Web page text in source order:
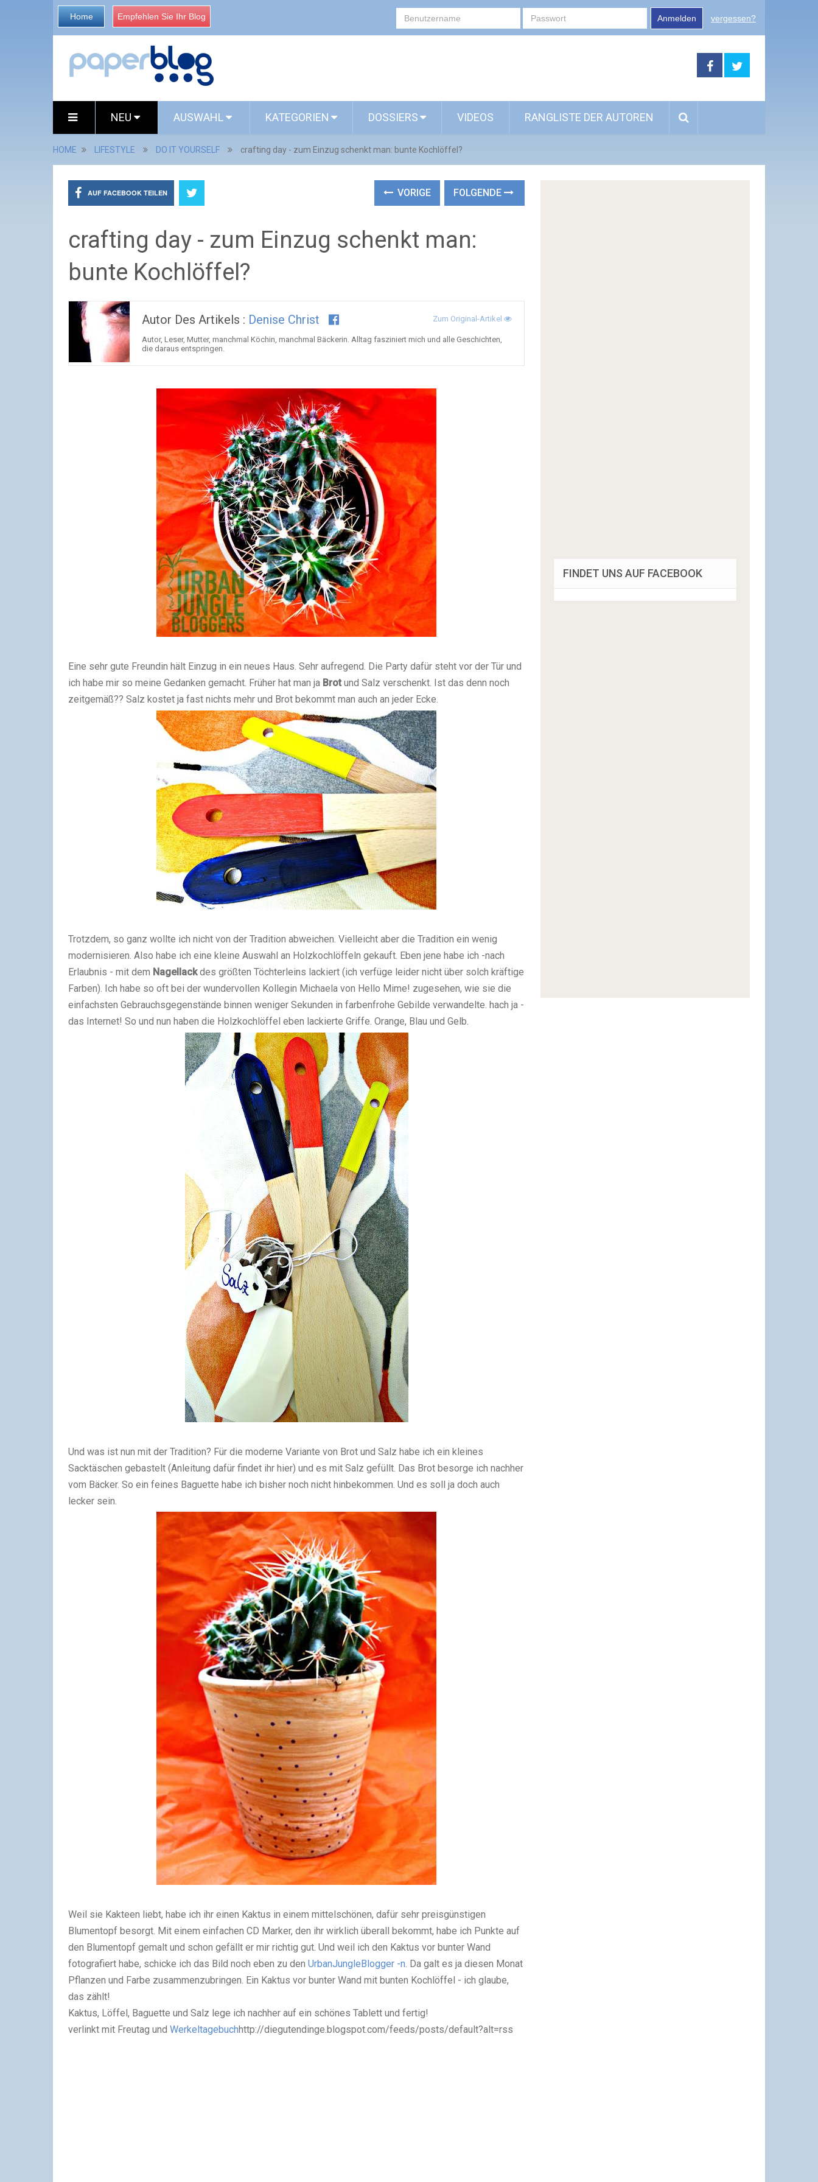
Home Empfehlen Sie Ihr Blog Anmelden vergessen?
NEU AUSWAHL KATEGORIEN DOSSIERS VIDEOS RANGLISTE DER AUTOREN
HOME LIFESTYLE DO IT YOURSELF crafting day - zum Einzug schenkt man: bunte Kochlöffel?
AUF FACEBOOK TEILEN VORIGE FOLGENDE
crafting day - zum Einzug schenkt man:
bunte Kochlöffel?
Autor Des Artikels : Denise Christ Zum Original-Artikel
Autor, Leser, Mutter, manchmal Köchin, manchmal Bäckerin. Alltag fasziniert mich und alle Geschichten,
die daraus entspringen.
Eine sehr gute Freundin hält Einzug in ein neues Haus. Sehr aufregend. Die Party dafür steht vor der Tür und
ich habe mir so meine Gedanken gemacht. Früher hat man ja Brot und Salz verschenkt. Ist das denn noch
zeitgemäß?? Salz kostet ja fast nichts mehr und Brot bekommt man auch an jeder Ecke.
Trotzdem, so ganz wollte ich nicht von der Tradition abweichen. Vielleicht aber die Tradition ein wenig
modernisieren. Also habe ich eine kleine Auswahl an Holzkochlöffeln gekauft. Eben jene habe ich -nach
Erlaubnis - mit dem Nagellackdes größten Töchterleins lackiert (ich verfüge leider nicht über solch kräftige
Farben). Ich habe so oft bei der wundervollen Kollegin Michaela von Hello Mime! zugesehen, wie sie die
einfachsten Gebrauchsgegenstände binnen weniger Sekunden in farbenfrohe Gebilde verwandelte. hach ja -
das Internet! So und nun haben die Holzkochlöffel eben lackierte Griffe. Orange, Blau und Gelb.
Und was ist nun mit der Tradition? Für die moderne Variante von Brot und Salz habe ich ein kleines
Sacktäschen gebastelt (Anleitung dafür findet ihr hier) und es mit Salz gefüllt. Das Brot besorge ich nachher
vom Bäcker. So ein feines Baguette habe ich bisher noch nicht hinbekommen. Und es soll ja doch auch
lecker sein.
Weil sie Kakteen liebt, habe ich ihr einen Kaktus in einem mittelschönen, dafür sehr preisgünstigen
Blumentopf besorgt. Mit einem einfachen CD Marker, den ihr wirklich überall bekommt, habe ich Punkte auf
den Blumentopf gemalt und schon gefällt er mir richtig gut. Und weil ich den Kaktus vor bunter Wand
fotografiert habe, schicke ich das Bild noch eben zu den UrbanJungleBlogger -n. Da galt es ja diesen Monat
Pflanzen und Farbe zusammenzubringen. Ein Kaktus vor bunter Wand mit bunten Kochlöffel - ich glaube,
das zählt!
Kaktus, Löffel, Baguette und Salz lege ich nachher auf ein schönes Tablett und fertig!
verlinkt mit Freutag und Werkeltagebuchhttp://diegutendinge.blogspot.com/feeds/posts/default?alt=rss
FINDET UNS AUF FACEBOOK